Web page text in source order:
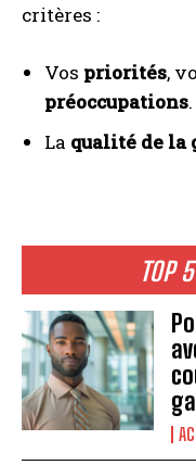
TOP
critères :
Vos priorités,
préoccupations.
La qualité de la